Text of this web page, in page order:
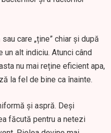
care „ține” chiar și după
alt indiciu. Atunci când
nu mai reține eficient apa,
la fel de bine ca înainte.
și aspră. Deși
făcută pentru a netezi